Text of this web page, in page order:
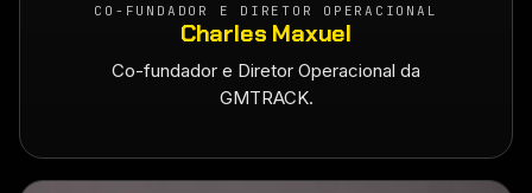
CO-FUNDADOR E DIRETOR OPERACIONAL
Charles Maxuel
Co-fundador e Diretor Operacional da
GMTRACK.